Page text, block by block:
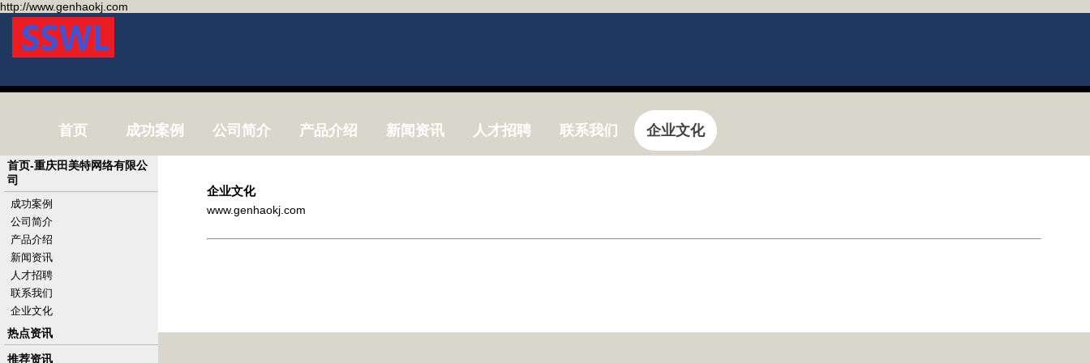
http://www.genhaokj.com
首页 成功案例 公司简介 产品介绍 新闻资讯 人才招聘 联系我们 企业文化
企业文化
www.genhaokj.com
首页-重庆田美特网络有限公
司
成功案例
公司简介
产品介绍
新闻资讯
人才招聘
联系我们
企业文化
热点资讯
推荐资讯